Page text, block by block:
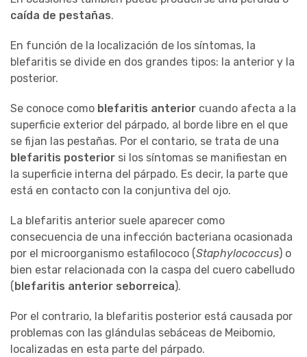
caída de pestañas.
En función de la localización de los síntomas, la
blefaritis se divide en dos grandes tipos: la anterior y la
posterior.
Se conoce como blefaritis anterior cuando afecta a la
superficie exterior del párpado, al borde libre en el que
se fijan las pestañas. Por el contario, se trata de una
blefaritis posterior si los síntomas se manifiestan en
la superficie interna del párpado. Es decir, la parte que
está en contacto con la conjuntiva del ojo.
La blefaritis anterior suele aparecer como
consecuencia de una infección bacteriana ocasionada
por el microorganismo estafilococo (Staphylococcus) o
bien estar relacionada con la caspa del cuero cabelludo
(blefaritis anterior seborreica).
Por el contrario, la blefaritis posterior está causada por
problemas con las glándulas sebáceas de Meibomio,
localizadas en esta parte del párpado.